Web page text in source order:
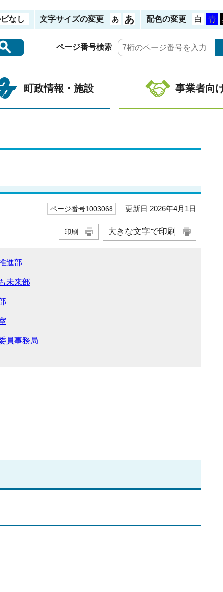
なし 文字サイズの変更 配色の変更
ページ番号検索
町政情報・施設 事業者向
ページ番号1003068 更新日 2026年4月1日
印刷 大きな文字で印刷
進部
未来部
員事務局